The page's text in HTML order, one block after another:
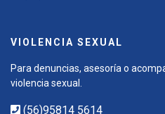
VIOLENCIA SEXUAL
Para denuncias, asesoría o
violencia sexual.
(56)95814 5614